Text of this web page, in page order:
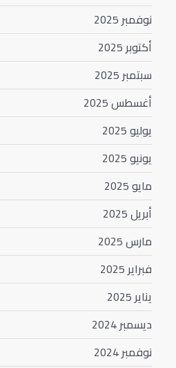
نوفمبر 2025
أكتوبر 2025
سبتمبر 2025
أغسطس 2025
يوليو 2025
يونيو 2025
مايو 2025
أبريل 2025
مارس 2025
فبراير 2025
يناير 2025
ديسمبر 2024
نوفمبر 2024